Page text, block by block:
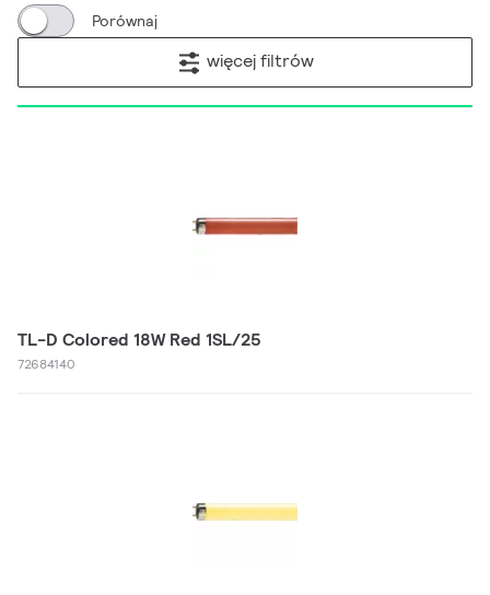
Porównaj
więcej filtrów
TL-D Colored 18W Red 1SL/25
72684140